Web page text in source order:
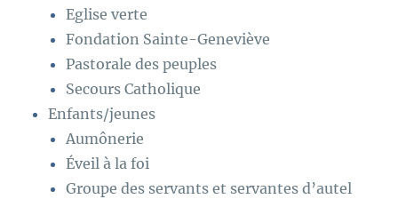
Eglise verte
Fondation Sainte-Geneviève
Pastorale des peuples
Secours Catholique
Enfants/jeunes
Aumônerie
Éveil à la foi
Groupe des servants et servantes d’autel